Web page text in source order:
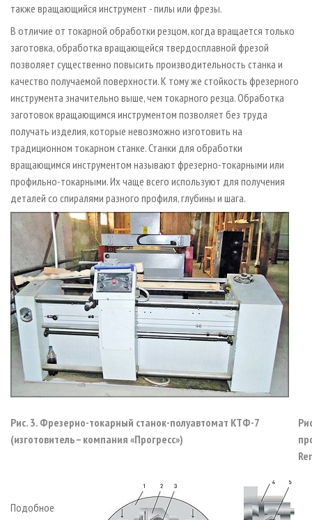
также вращающийся инструмент - пилы или фрезы.
В отличие от токарной обработки резцом, когда вращается только
заготовка, обработка вращающейся твердосплавной фрезой
позволяет существенно повысить производительность станка и
качество получаемой поверхности. К тому же стойкость фрезерного
инструмента значительно выше, чем токарного резца. Обработка
заготовок вращающимся инструментом позволяет без труда
получать изделия, которые невозможно изготовить на
традиционном токарном станке. Станки для обработки
вращающимся инструментом называют фрезерно-токарными или
профильно-токарными. Их чаще всего используют для получения
деталей со спиралями разного профиля, глубины и шага.
Рис. 3. Фрезерно-токарный станок-полуавтомат КТФ-7
(изготовитель – компания «Прогресс»)
Подобное